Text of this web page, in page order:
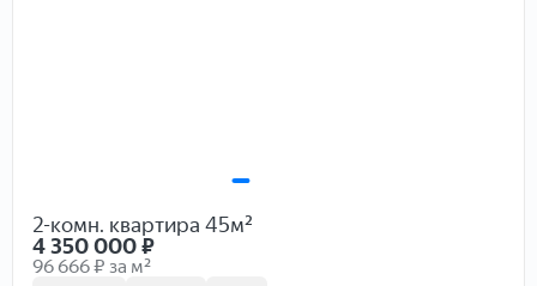
2-комн. квартира 45м²
4 350 000₽
96 666 ₽ за м²